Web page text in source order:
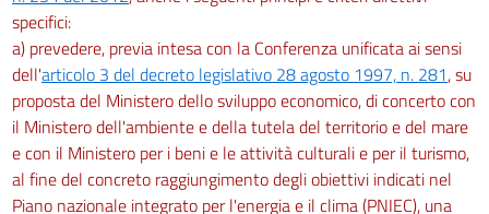
specifici:
a) prevedere, previa intesa con la Conferenza unificata ai sensi
dell'articolo 3 del decreto legislativo 28 agosto 1997, n. 281, su
proposta del Ministero dello sviluppo economico, di concerto con
il Ministero dell'ambiente e della tutela del territorio e del mare
e con il Ministero per i beni e le attività culturali e per il turismo,
al fine del concreto raggiungimento degli obiettivi indicati nel
Piano nazionale integrato per l'energia e il clima (PNIEC), una